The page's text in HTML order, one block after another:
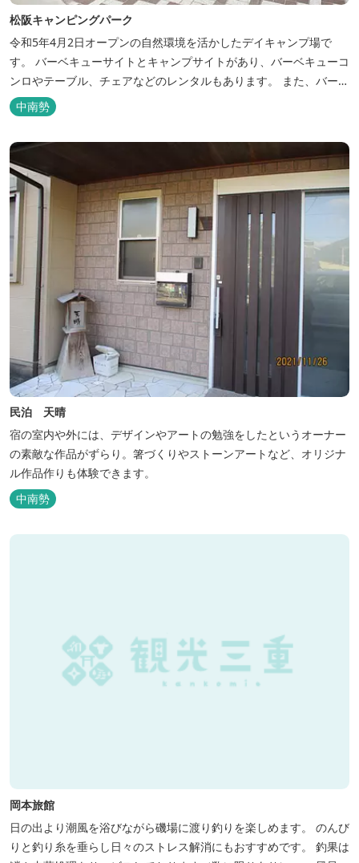
松阪キャンピングパーク
令和5年4月2日オープンの自然環境を活かしたデイキャンプ場で
す。 バーベキューサイトとキャンプサイトがあり、バーベキューコ
ンロやテーブル、チェアなどのレンタルもあります。 また、バーベ
キューサイトは屋根があり雨でも利用いただけます！ 皆さん、ぜひ
ご利用ください！
中南勢
民泊 天晴
宿の室内や外には、デザインやアートの勉強をしたというオーナー
の素敵な作品がずらり。箸づくりやストーンアートなど、オリジナ
ル作品作りも体験できます。
中南勢
岡本旅館
日の出より潮風を浴びながら磯場に渡り釣りを楽しめます。 のんび
りと釣り糸を垂らし日々のストレス解消にもおすすめです。 釣果は